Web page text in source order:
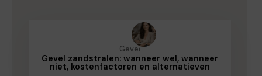
Gevel
Gevel zandstralen: wanneer wel, wanneer
niet, kostenfactoren en alternatieven